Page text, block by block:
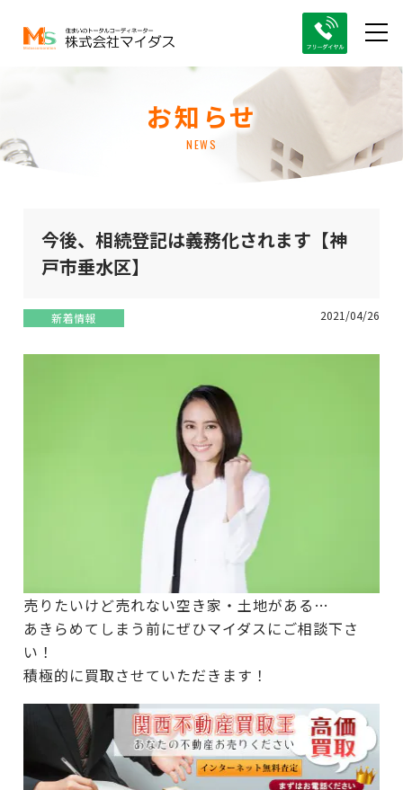
お知らせ
NEWS
今後、相続登記は義務化されます【神
戸市垂水区】
新着情報 2021/04/26
売りたいけど売れない空き家・土地がある…
あきらめてしまう前にぜひマイダスにご相談下さ
い！
積極的に買取させていただきます！